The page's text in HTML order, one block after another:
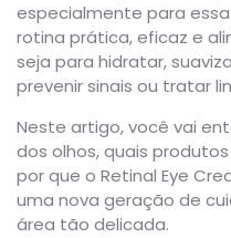
especialmente para
rotina prática, eficaz e
seja para hidratar,
prevenir sinais ou tratar
Neste artigo, você vai
dos olhos, quais
por que o Retinal Eye
uma nova geração de
área tão delicada.